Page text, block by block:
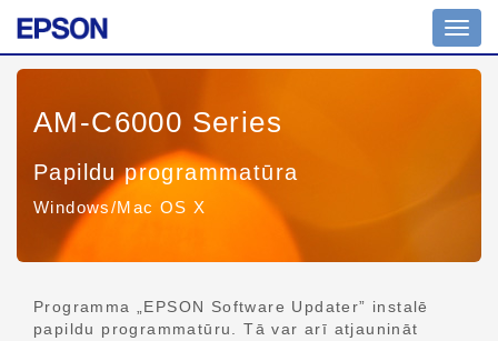
AM-C6000 Series
Papildu programmatūra
Windows/Mac OS X
Programma „EPSON Software Updater” instalē
papildu programmatūru. Tā var arī atjaunināt